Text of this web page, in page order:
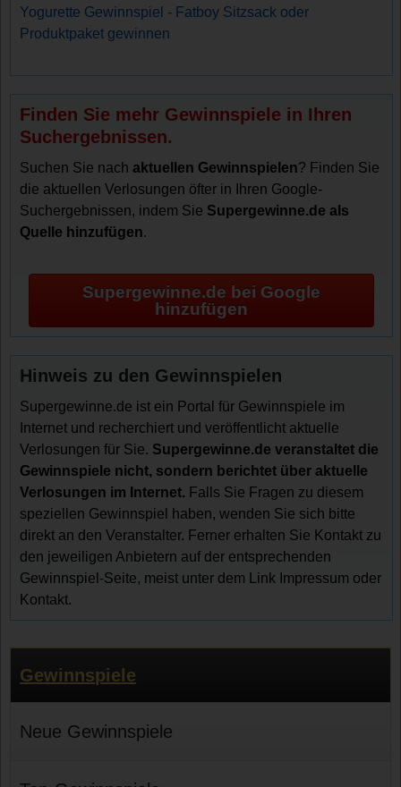
Yogurette Gewinnspiel - Fatboy Sitzsack oder
Produktpaket gewinnen
Finden Sie mehr Gewinnspiele in Ihren
Suchergebnissen.
Suchen Sie nachaktuellen Gewinnspielen? Finden Sie
die aktuellen Verlosungen öfter in Ihren Google-
Suchergebnissen, indem Sie Supergewinne.de als
Quelle hinzufügen.
Supergewinne.de bei Google
hinzufügen
Hinweis zu den Gewinnspielen
Supergewinne.de ist ein Portal für Gewinnspiele im
Internet und recherchiert und veröffentlicht aktuelle
Verlosungen für Sie. Supergewinne.de veranstaltet die
Gewinnspiele nicht, sondern berichtet über aktuelle
Verlosungen im Internet. Falls Sie Fragen zu diesem
speziellen Gewinnspiel haben, wenden Sie sich bitte
direkt an den Veranstalter. Ferner erhalten Sie Kontakt zu
den jeweiligen Anbietern auf der entsprechenden
Gewinnspiel-Seite, meist unter dem Link Impressum oder
Kontakt.
Gewinnspiele
Neue Gewinnspiele